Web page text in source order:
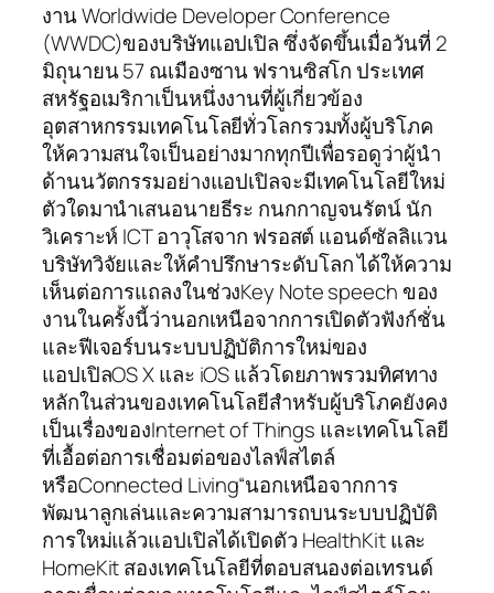
งาน Worldwide Developer Conference
(WWDC)ของบริษัทแอปเปิล ซึ่งจัดขึ้นเมื่อวันที่ 2
มิถุนายน 57 ณเมืองซาน ฟรานซิสโก ประเทศ
สหรัฐอเมริกาเป็นหนึ่งงานที่ผู้เกี่ยวข้อง
อุตสาหกรรมเทคโนโลยีทั่วโลกรวมทั้งผู้บริโภค
ให้ความสนใจเป็นอย่างมากทุกปีเพื่อรอดูว่าผู้นำ
ด้านนวัตกรรมอย่างแอปเปิลจะมีเทคโนโลยีใหม่
ตัวใดมานำเสนอนายธีระ กนกกาญจนรัตน์ นัก
วิเคราะห์ ICT อาวุโสจาก ฟรอสต์ แอนด์ซัลลิแวน
บริษัทวิจัยและให้คำปรึกษาระดับโลก ได้ให้ความ
เห็นต่อการแถลงในช่วงKey Note speech ของ
งานในครั้งนี้ว่านอกเหนือจากการเปิดตัวฟังก์ชั่น
และฟีเจอร์บนระบบปฏิบัติการใหม่ของ
แอปเปิลOS X และ iOS แล้วโดยภาพรวมทิศทาง
หลักในส่วนของเทคโนโลยีสำหรับผู้บริโภคยังคง
เป็นเรื่องของInternet of Things และเทคโนโลยี
ที่เอื้อต่อการเชื่อมต่อของไลฟ์สไตล์
หรือConnected Living“นอกเหนือจากการ
พัฒนาลูกเล่นและความสามารถบนระบบปฏิบัติ
การใหม่แล้วแอปเปิลได้เปิดตัว HealthKit และ
HomeKit สองเทคโนโลยีที่ตอบสนองต่อเทรนด์